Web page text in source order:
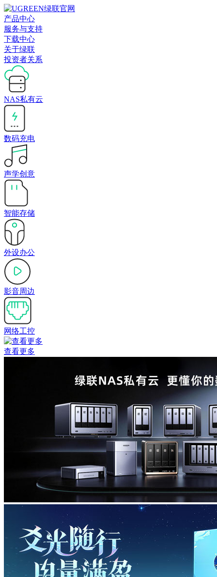
产品中心
服务与支持
下载中心
关于绿联
投资者关系
NAS私有云
数码充电
声学创意
智能存储
外设办公
影音周边
网络工控
查看更多